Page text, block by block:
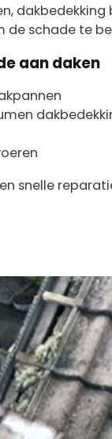
de schade te
aan daken
snelle